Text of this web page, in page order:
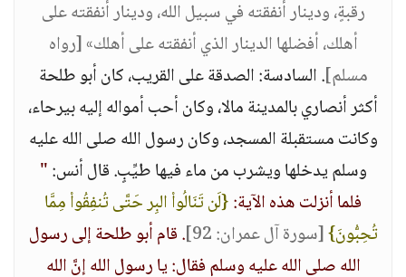
رقبةٍ، ودينار أنفقته في سبيل الله، ودينار أنفقته على
أهلك، أفضلها الدينار الذي أنفقته على أهلك» [رواه
مسلم]. السادسة: الصدقة على القريب، كان أبو طلحة
أكثر أنصاري بالمدينة مالا، وكان أحب أمواله إليه بيرحاء،
وكانت مستقبلة المسجد، وكان رسول الله صلى الله عليه
وسلم يدخلها ويشرب من ماء فيها طيِّبٍ. قال أنس:"
فلما أنزلت هذه الآية:{لَن تَنَالُواْ البِر حَتَّى تُنفِقُواْ مِمَّا
تُحِبُّونَ}[سورة آل عمران: 92]
. قام أبو طلحة إلى رسول
الله صلى الله عليه وسلم فقال: يا رسول الله إنَّ الله